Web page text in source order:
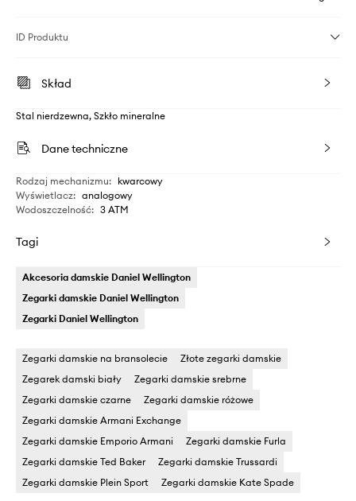
ID Produktu
Skład
Stal nierdzewna, Szkło mineralne
Dane techniczne
Rodzaj mechanizmu: kwarcowy
Wyświetlacz: analogowy
Wodoszczelność: 3 ATM
Tagi
Akcesoria damskie Daniel Wellington
Zegarki damskie Daniel Wellington
Zegarki Daniel Wellington
Zegarki damskie na bransolecie
Złote zegarki damskie
Zegarek damski biały
Zegarki damskie srebrne
Zegarki damskie czarne
Zegarki damskie różowe
Zegarki damskie Armani Exchange
Zegarki damskie Emporio Armani
Zegarki damskie Furla
Zegarki damskie Ted Baker
Zegarki damskie Trussardi
Zegarki damskie Plein Sport
Zegarki damskie Kate Spade